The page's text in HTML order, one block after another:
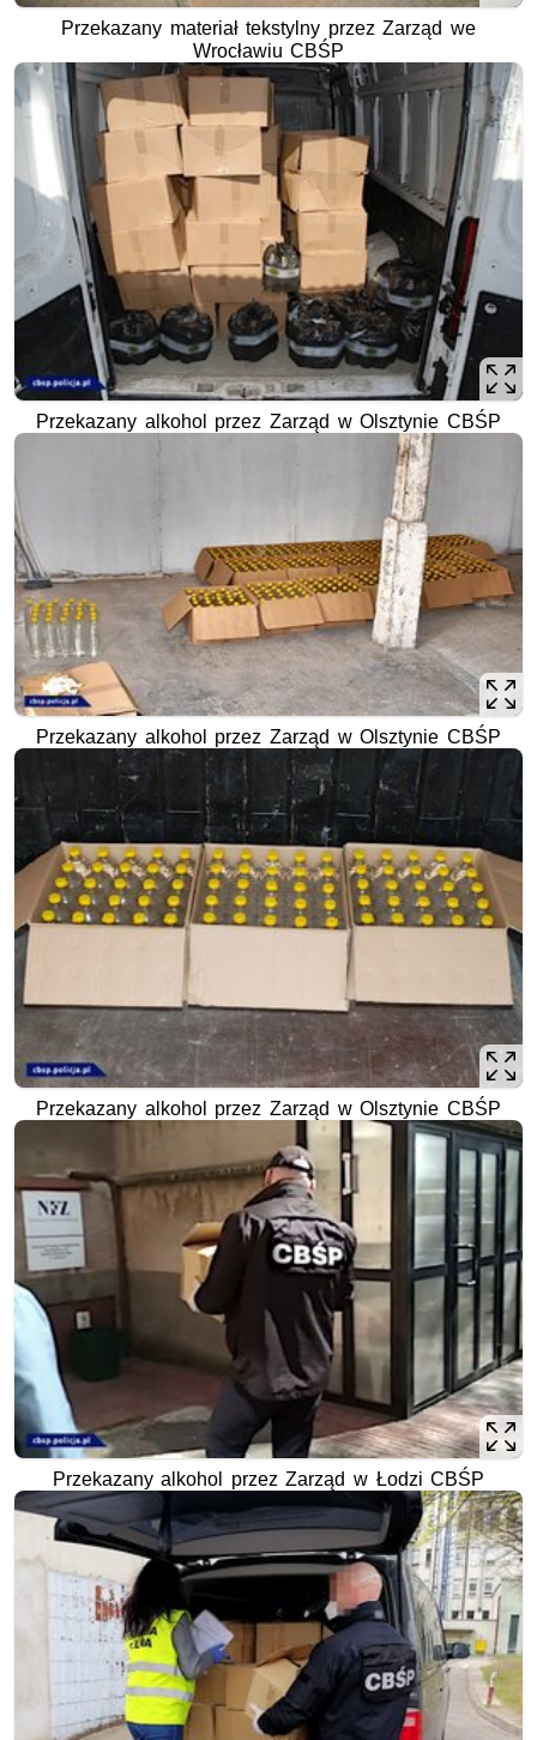
Przekazany materiał tekstylny przez Zarząd we
Wrocławiu CBŚP
Przekazany alkohol przez Zarząd w Olsztynie CBŚP
Przekazany alkohol przez Zarząd w Olsztynie CBŚP
Przekazany alkohol przez Zarząd w Olsztynie CBŚP
Przekazany alkohol przez Zarząd w Łodzi CBŚP